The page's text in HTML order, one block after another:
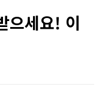
으세요! 이